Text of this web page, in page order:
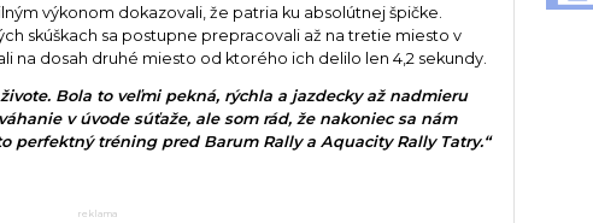
výkonom dokazovali, že patria ku absolútnej špičke.
skúškach sa postupne prepracovali až na tretie miesto v
na dosah druhé miesto od ktorého ich delilo len 4,2 sekundy.
Bola to veľmi pekná, rýchla a jazdecky až nadmieru
v úvode súťaže, ale som rád, že nakoniec sa nám
perfektný tréning pred Barum Rally a Aquacity Rally Tatry.“
reklama